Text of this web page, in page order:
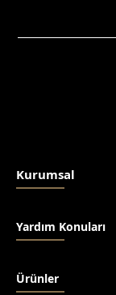
Kurumsal
Yardım Konuları
Ürünler